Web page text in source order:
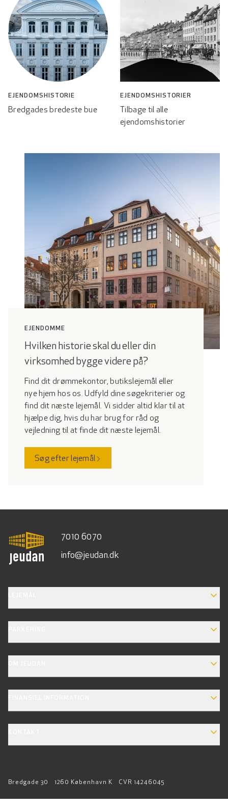
EJENDOMSHISTORIE
Bredgades bredeste bue
EJENDOMSHISTORIER
Tilbage til alle
ejendomshistorier
EJENDOMME
Hvilken historie skal du eller din
virksomhed bygge videre på?
Find dit drømmekontor, butikslejemål eller
nye hjem hos os. Udfyld dine søgekriterier og
find dit næste lejemål. Vi sidder altid klar til at
hjælpe dig, hvis du har brug for råd og
vejledning til at finde dit næste lejemål.
Søg efter lejemål
7010 6070
info@jeudan.dk
EXPAND_MORE
EXPAND_MORE
EXPAND_MORE
EXPAND_MORE
EXPAND_MORE
Bredgade 30 1260 København K CVR 14246045